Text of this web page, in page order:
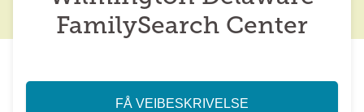
FamilySearch Center
FÅ VEIBESKRIVELSE